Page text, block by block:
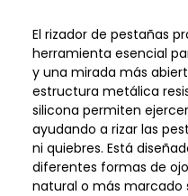
El rizador de pestañas
herramienta esencial
y una mirada más
estructura metálica
silicona permiten
ayudando a rizar las
ni quiebres. Está
diferentes formas de
natural o más marcado